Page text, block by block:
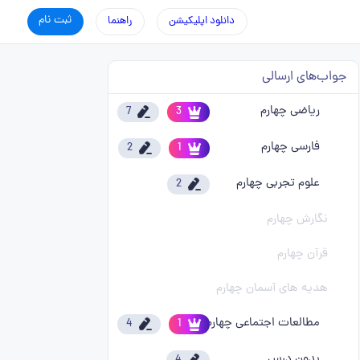
ثبت نام راهنما دانلود اپلیکیشن
جواب‌های ارسالی
ریاضی چهارم 3
7
فارسی چهارم 1
2
علوم تجربی چهارم 2
نگارش چهارم
قرآن چهارم
هدیه های آسمان چهارم
مطالعات اجتماعی چهارم
1
4